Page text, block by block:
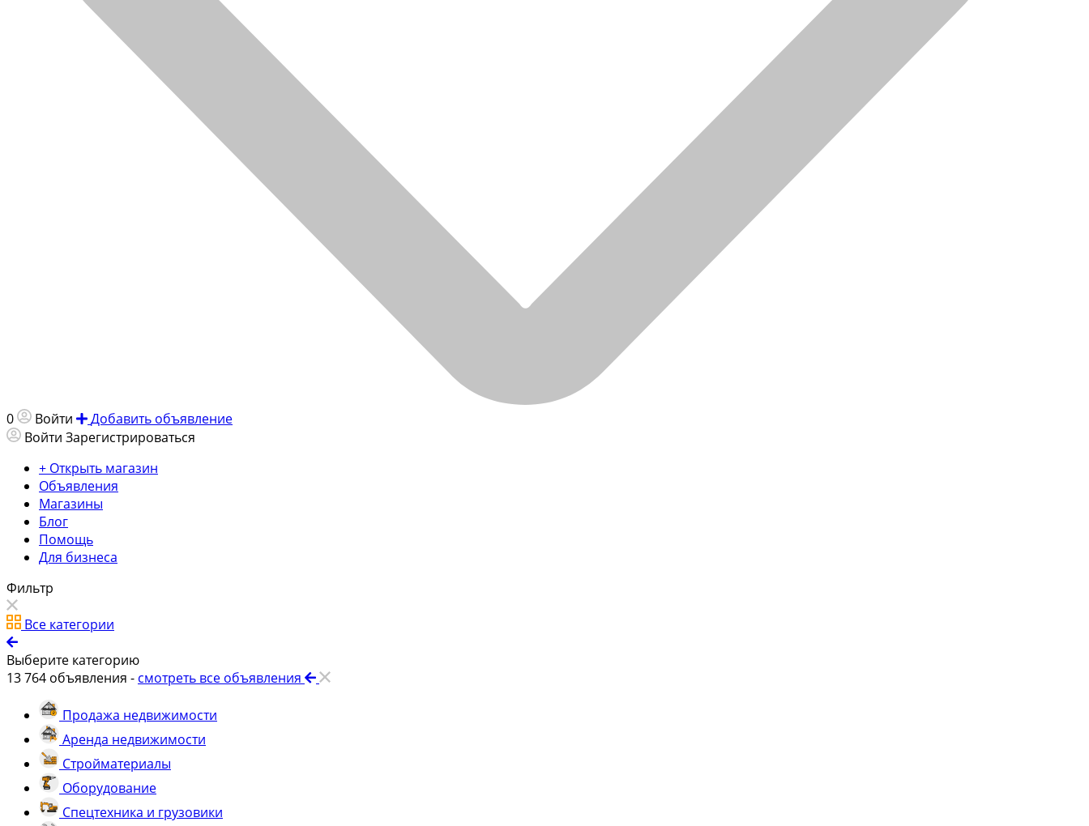
0 Войти
Добавить объявление
Войти Зарегистрироваться
+ Открыть магазин
Объявления
Магазины
Блог
Помощь
Для бизнеса
Фильтр
Все категории
Выберите категорию
13 764 объявления - смотреть все объявления
Продажа недвижимости
Аренда недвижимости
Стройматериалы
Оборудование
Спецтехника и грузовики